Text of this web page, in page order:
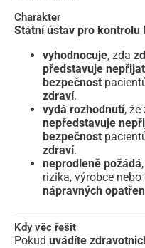
Charakter
Státní ústav pro kontrolu
vyhodnocuje, zda
představuje
bezpečnost
zdraví.
vydá rozhodnutí, že
nepředstavuje
bezpečnost
zdraví.
neprodleně požádá
rizika, výrobce
nápravných
Kdy věc řešit
Pokud uvádíte